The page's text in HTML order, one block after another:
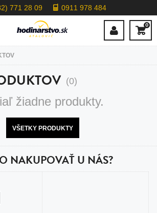
771 28 09 0911 978 484
0
(0)
žiadne produkty.
VŠETKY PRODUKTY
NAKUPOVAŤ U NÁS?